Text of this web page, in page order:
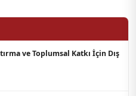
ve Toplumsal Katkı İçin Dış